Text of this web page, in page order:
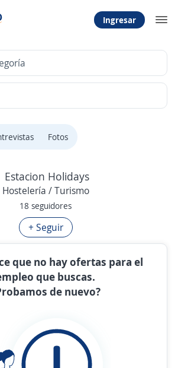
Ingresar
Fotos
Estacion Holidays
Hostelería / Turismo
18 seguidores
+ Seguir
que no hay ofertas para el
que buscas.
de nuevo?